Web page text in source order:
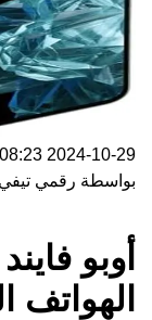
2024-10-29 07:08:23
بواسطة رقمي تيفي
الهواتف